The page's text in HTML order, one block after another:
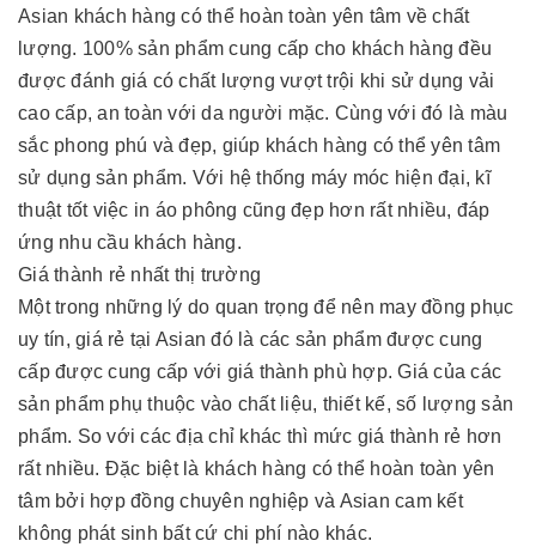
Asian khách hàng có thể hoàn toàn yên tâm về chất
lượng. 100% sản phẩm cung cấp cho khách hàng đều
được đánh giá có chất lượng vượt trội khi sử dụng vải
cao cấp, an toàn với da người mặc. Cùng với đó là màu
sắc phong phú và đẹp, giúp khách hàng có thể yên tâm
sử dụng sản phẩm. Với hệ thống máy móc hiện đại, kĩ
thuật tốt việc in áo phông cũng đẹp hơn rất nhiều, đáp
ứng nhu cầu khách hàng.
Giá thành rẻ nhất thị trường
Một trong những lý do quan trọng để nên may đồng phục
uy tín, giá rẻ tại Asian đó là các sản phẩm được cung
cấp được cung cấp với giá thành phù hợp. Giá của các
sản phẩm phụ thuộc vào chất liệu, thiết kế, số lượng sản
phẩm. So với các địa chỉ khác thì mức giá thành rẻ hơn
rất nhiều. Đặc biệt là khách hàng có thể hoàn toàn yên
tâm bởi hợp đồng chuyên nghiệp và Asian cam kết
không phát sinh bất cứ chi phí nào khác.